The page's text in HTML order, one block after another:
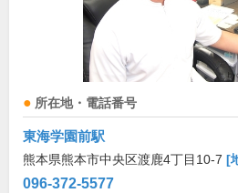
所在地・電話番号
東海学園前駅
熊本県熊本市中央区渡鹿4丁目10-7 [
096-372-5577